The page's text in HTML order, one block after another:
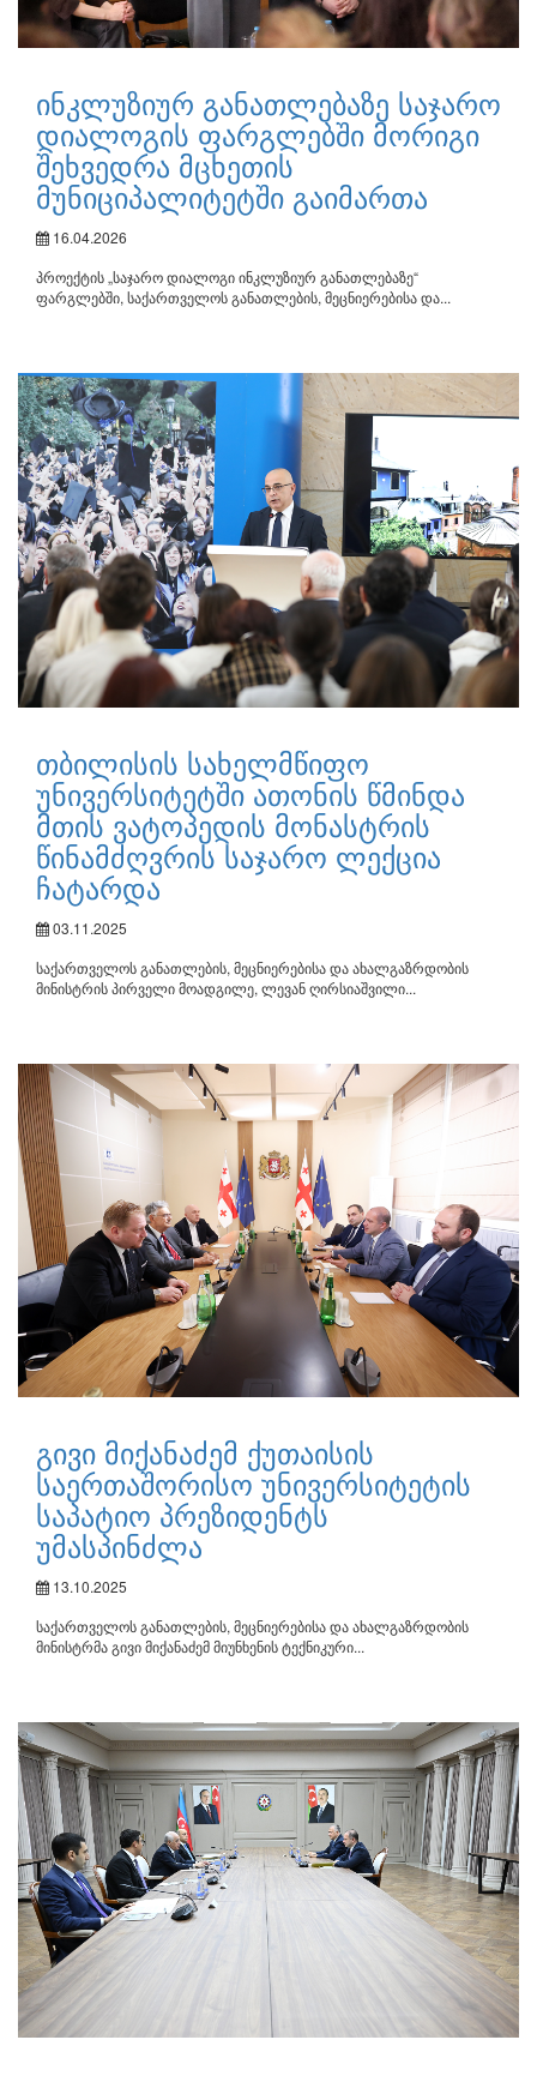
ინკლუზიურ განათლებაზე საჯარო
დიალოგის ფარგლებში მორიგი
შეხვედრა მცხეთის
მუნიციპალიტეტში გაიმართა
16.04.2026
პროექტის „საჯარო დიალოგი ინკლუზიურ განათლებაზე“
ფარგლებში, საქართველოს განათლების, მეცნიერებისა და...
თბილისის სახელმწიფო
უნივერსიტეტში ათონის წმინდა
მთის ვატოპედის მონასტრის
წინამძღვრის საჯარო ლექცია
ჩატარდა
03.11.2025
საქართველოს განათლების, მეცნიერებისა და ახალგაზრდობის
მინისტრის პირველი მოადგილე, ლევან ღირსიაშვილი...
გივი მიქანაძემ ქუთაისის
საერთაშორისო უნივერსიტეტის
საპატიო პრეზიდენტს
უმასპინძლა
13.10.2025
საქართველოს განათლების, მეცნიერებისა და ახალგაზრდობის
მინისტრმა გივი მიქანაძემ მიუნხენის ტექნიკური...